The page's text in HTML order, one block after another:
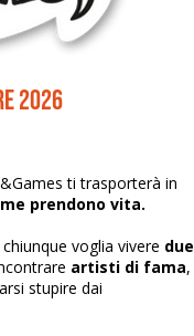
2026
ti trasporterà in
prendono vita.
voglia vivere due
artisti di fama,
stupire dai